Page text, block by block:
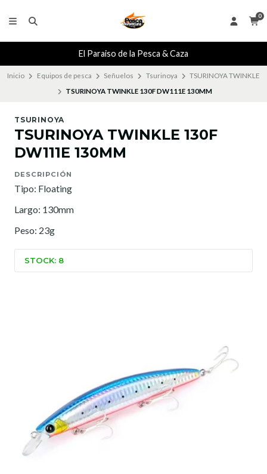
0
El Paraiso de la Pesca & Caza
Inicio Equipos de pesca Señuelos Tsurinoya
TSURINOYA TWINKLE
TSURINOYA TWINKLE 130F DW111E 130MM
TSURINOYA
TSURINOYA TWINKLE 130F
DW111E 130MM
DESCRIPCIÓN
Tipo: Floating
Largo: 130mm
Peso: 23g
STOCK: 8